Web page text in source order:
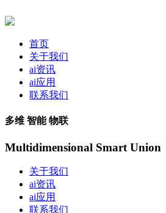
首页
关于我们
ai资讯
ai应用
联系我们
多维 智能 物联
Multidimensional Smart Union
关于我们
ai资讯
ai应用
联系我们